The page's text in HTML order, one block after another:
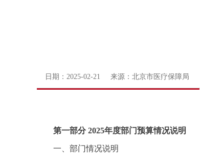
日期：2025-02-21 来源：北京市医疗保障局
第一部分 2025年度部门预算情况说明
一、部门情况说明